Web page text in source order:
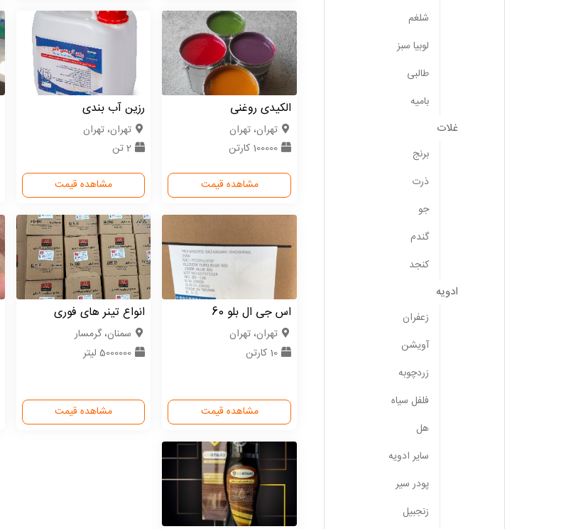
الکیدی روغنی
تهران، تهران
100000 کارتن
مشاهده قیمت
رزین آب بندی
تهران، تهران
2 تن
مشاهده قیمت
اس جی ال بلو 60
تهران، تهران
10 کارتن
مشاهده قیمت
انواع تینر های فوری
سمنان، گرمسار
5000000 لیتر
مشاهده قیمت
شلغم
لوبیا سبز
طالبی
بامیه
غلات
برنج
ذرت
جو
گندم
کنجد
ادویه
زعفران
آویشن
زردچوبه
فلفل سیاه
هل
سایر ادویه
پودر سیر
زنجبیل